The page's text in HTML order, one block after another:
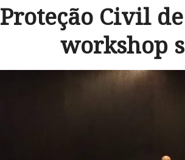
Proteção Civil
workshop